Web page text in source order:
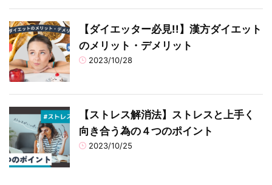
【ダイエッター必見!!】漢方ダイエット
のメリット・デメリット
2023/10/28
【ストレス解消法】ストレスと上手く
向き合う為の４つのポイント
2023/10/25